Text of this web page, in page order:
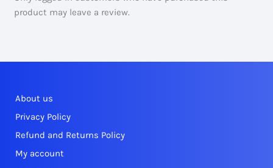
product may leave a review.
About us
Privacy Policy
Refund and Returns Policy
My account